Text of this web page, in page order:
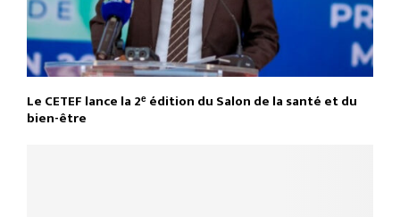
Le CETEF lance la 2ᵉ édition du Salon de la santé et du
bien-être